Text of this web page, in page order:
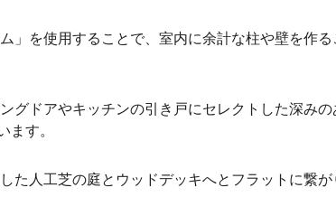
」を使用することで、室内に余計な柱や壁を作る
グドアやキッチンの引き戸にセレクトした深み
す。
た人工芝の庭とウッドデッキへとフラットに繋